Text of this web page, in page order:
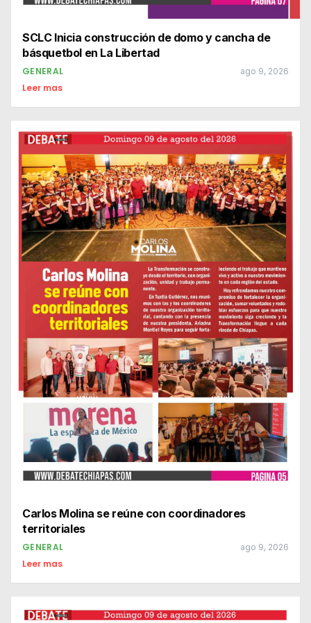
SCLC Inicia construcción de domo y cancha de
básquetbol en La Libertad
GENERAL ago 9, 2026
Leer mas
Carlos Molina se reúne con coordinadores
territoriales
GENERAL ago 9, 2026
Leer mas